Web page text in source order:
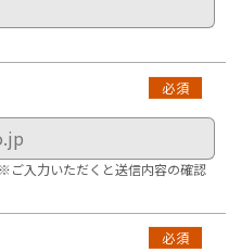
必須
入力いただくと送信内容の確認
必須